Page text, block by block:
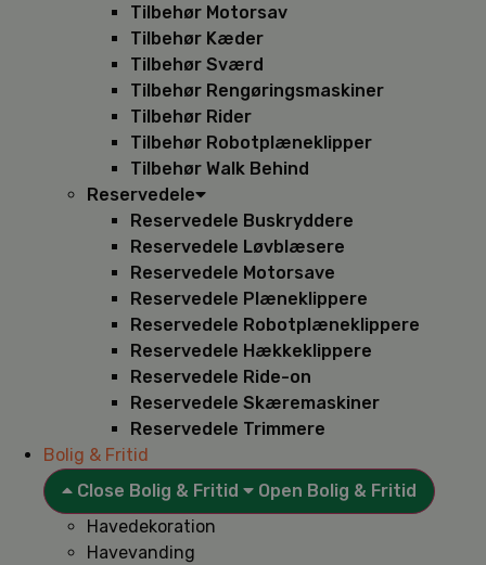
Tilbehør Motorsav
Tilbehør Kæder
Tilbehør Sværd
Tilbehør Rengøringsmaskiner
Tilbehør Rider
Tilbehør Robotplæneklipper
Tilbehør Walk Behind
Reservedele
Reservedele Buskryddere
Reservedele Løvblæsere
Reservedele Motorsave
Reservedele Plæneklippere
Reservedele Robotplæneklippere
Reservedele Hækkeklippere
Reservedele Ride-on
Reservedele Skæremaskiner
Reservedele Trimmere
Bolig & Fritid
Close Bolig & Fritid
Open Bolig & Fritid
Havedekoration
Havevanding